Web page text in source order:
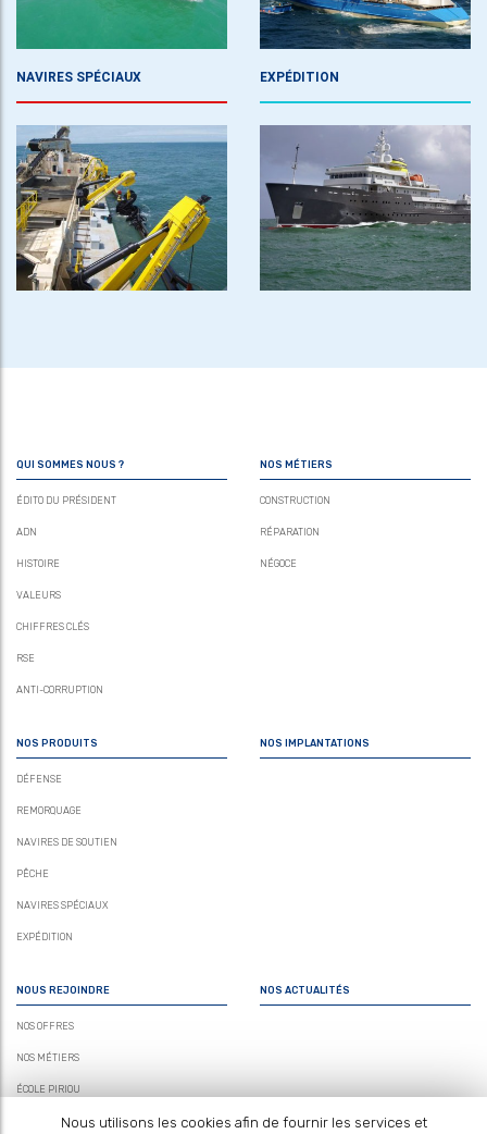
NAVIRES SPÉCIAUX EXPÉDITION
QUI SOMMES NOUS ?
ÉDITO DU PRÉSIDENT
ADN
HISTOIRE
VALEURS
CHIFFRES CLÉS
RSE
ANTI-CORRUPTION
NOS MÉTIERS
CONSTRUCTION
RÉPARATION
NÉGOCE
NOS PRODUITS
DÉFENSE
REMORQUAGE
NAVIRES DE SOUTIEN
PÊCHE
NAVIRES SPÉCIAUX
EXPÉDITION
NOS IMPLANTATIONS
NOUS REJOINDRE
NOS OFFRES
NOS MÉTIERS
ÉCOLE PIRIOU
NOS ACTUALITÉS
Nous utilisons les cookies afin de fournir les services et